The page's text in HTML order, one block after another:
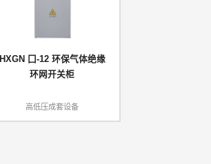
HXGN 囗-12 环保气体绝缘
环网开关柜
高低压成套设备